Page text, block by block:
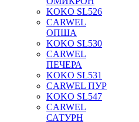
KOKO SL526
CARWEL
ОПША
KOKO SL530
CARWEL
ПЕЧЕРА
KOKO SL531
CARWEL ПУР
KOKO SL547
CARWEL
САТУРН